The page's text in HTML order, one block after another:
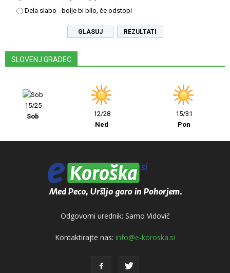
Dela slabo - bolje bi bilo, če odstopi
REZULTATI
SLOVENJ GRADEC
15/25
Sob
12/28
Ned
15/31
Pon
Odgovorni urednik: Samo Vidovič
Kontaktirajte nas: info@e-koroska.si